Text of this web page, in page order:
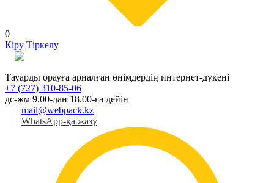
0
Кіру Тіркелу
Тауарды орауға арналған өнімдердің интернет-дүкені
+7 (727) 310-85-06
дс-жм 9.00-дан 18.00-ға дейін
mail@webpack.kz
WhatsApp-қа жазу